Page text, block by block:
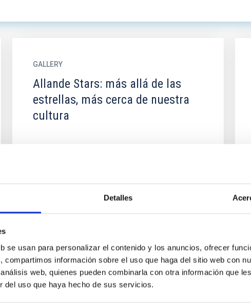
Detalles
se usan para personalizar el contenido y los anuncios, ofrecer
compartimos información sobre el uso que haga del sitio web con
web, quienes pueden combinarla con otra información que
del uso que haya hecho de sus servicios.
GALLERY
Allande Stars: más allá de las
estrellas, más cerca de nuestra
cultura